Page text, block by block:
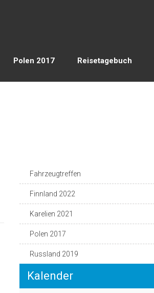
Polen 2017 Reisetagebuch
Fahrzeugtreffen
Finnland 2022
Karelien 2021
Polen 2017
Russland 2019
Kalender